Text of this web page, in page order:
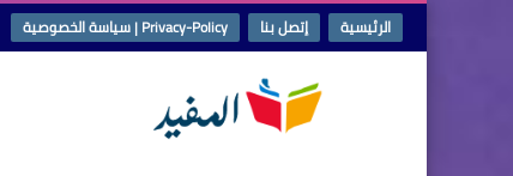
الرئيسية إتصل بنا Privacy-Policy | سياسة الخصوصية